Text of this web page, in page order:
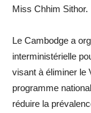
Miss Chhim Sithor.
Le Cambodge a
interministérielle
visant à éliminer le
programme
réduire la